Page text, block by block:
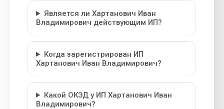
Является ли Хартанович Иван
Владимирович действующим ИП?
Когда зарегистрирован ИП
Хартанович Иван Владимирович?
Какой ОКЭД у ИП Хартанович Иван
Владимирович?